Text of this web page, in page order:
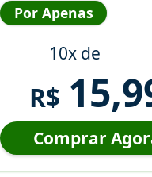
Por Apenas
10x de
R$
Comprar